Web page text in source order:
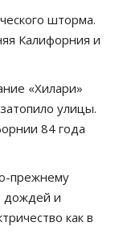
шторма.
Калифорния и
«Хилари»
улицы.
84 года
прежнему
дождей и
как в